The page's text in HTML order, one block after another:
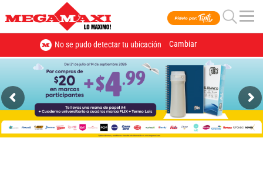
No se pudo detectar tu ubicación Cambiar